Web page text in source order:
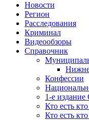
Новости
Регион
Расследования
Криминал
Видеообзоры
Справочник
Конфессии
1-е издание
Кто есть
Кто есть